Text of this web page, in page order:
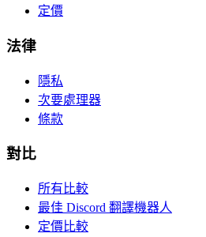
定價
法律
隱私
次要處理器
條款
對比
所有比較
最佳 Discord 翻譯機器人
定價比較